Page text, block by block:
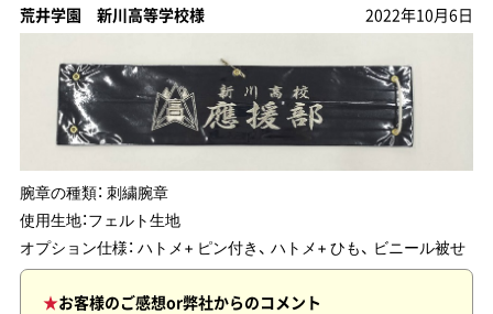
荒井学園 新川高等学校様 2022年10月6日
腕章の種類： 刺繍腕章
使用生地：フェルト生地
オプション仕様： ハトメ+ ピン付き、 ハトメ+ ひも、 ビニール被せ
お客様のご感想or弊社からのコメント